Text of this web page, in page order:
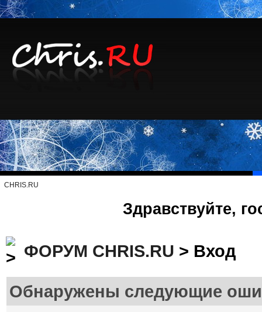
CHRIS.RU
Здравствуйте,
ФОРУМ CHRIS.RU > Вход
Обнаружены следующие